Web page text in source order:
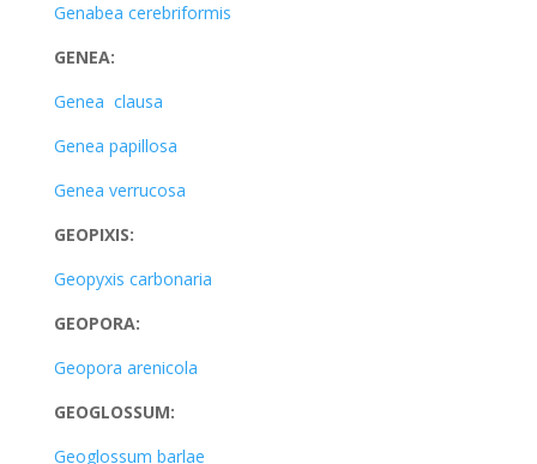
Genabea cerebriformis
GENEA:
Genea clausa
Genea papillosa
Genea verrucosa
GEOPIXIS:
Geopyxis carbonaria
GEOPORA:
Geopora arenicola
GEOGLOSSUM:
Geoglossum barlae